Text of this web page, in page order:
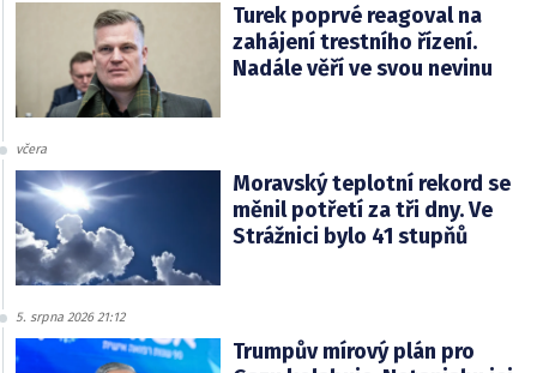
Turek poprvé reagoval na
zahájení trestního řízení.
Nadále věří ve svou nevinu
včera
Moravský teplotní rekord se
měnil potřetí za tři dny. Ve
Strážnici bylo 41 stupňů
5. srpna 2026 21:12
Trumpův mírový plán pro